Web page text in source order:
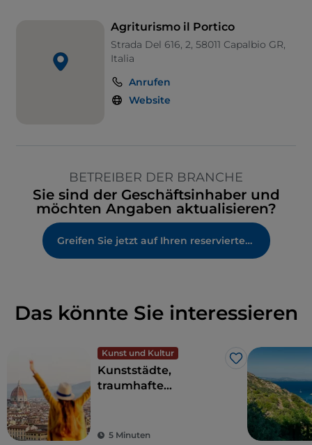
Agriturismo il Portico
Strada Del 616, 2, 58011 Capalbio GR,
Italia
Anrufen
Website
BETREIBER DER BRANCHE
Sie sind der Geschäftsinhaber und
möchten Angaben aktualisieren?
Greifen Sie jetzt auf Ihren reservierten Bereich zu
Das könnte Sie interessieren
Kunst und Kultur
Like
Kunststädte,
traumhafte
Toskana ist der Traum
5 Minuten